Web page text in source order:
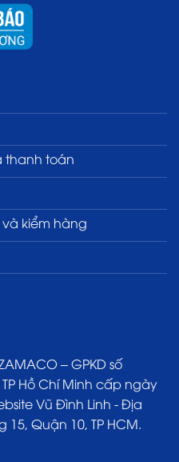
thanh toán
kiểm hàng
– GPKD số
TP Hồ Chí Minh cấp ngày
Vũ Đình Linh - Địa
15, Quận 10, TP HCM.